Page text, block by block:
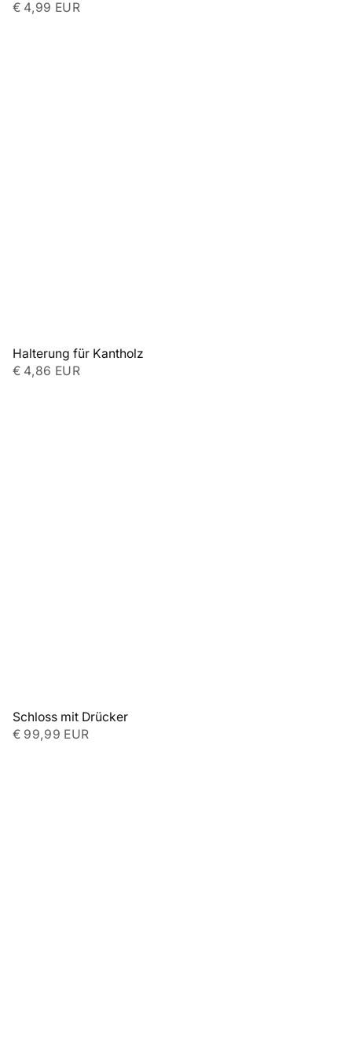
€ 4,99 EUR
Halterung für Kantholz
€ 4,86 EUR
Schloss mit Drücker
€ 99,99 EUR